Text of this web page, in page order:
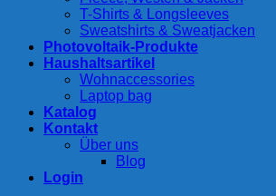
T-Shirts & Longsleeves
Sweatshirts & Sweatjacken
Photovoltaik-Produkte
Haushaltsartikel
Wohnaccessories
Laptop bag
Katalog
Kontakt
Über uns
Blog
Login